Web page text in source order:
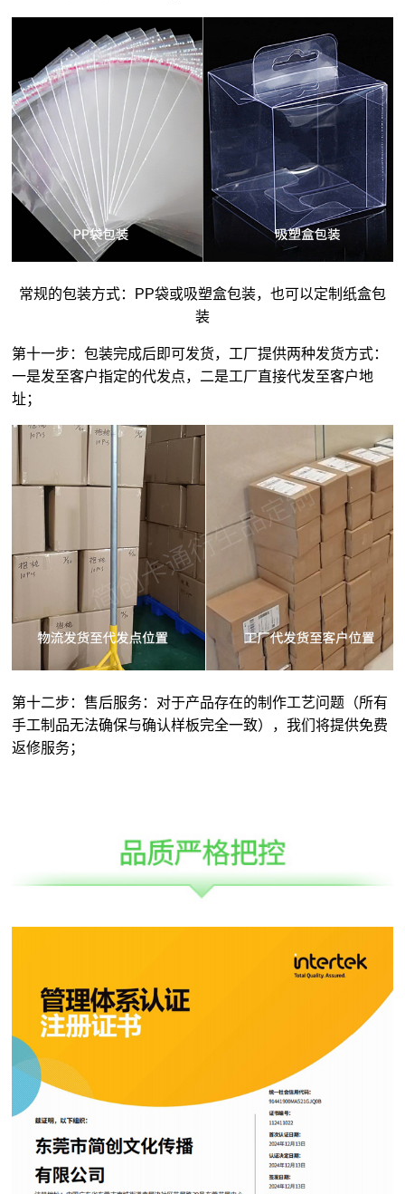
常规的包装方式：PP袋或吸塑盒包装，也可以定制纸盒包
装
第十一步：包装完成后即可发货，工厂提供两种发货方式：
一是发至客户指定的代发点，二是工厂直接代发至客户地
址；
第十二步：售后服务：对于产品存在的制作工艺问题（所有
手工制品无法确保与确认样板完全一致），我们将提供免费
返修服务；